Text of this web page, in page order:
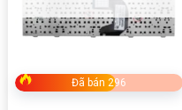
Đã bán 296